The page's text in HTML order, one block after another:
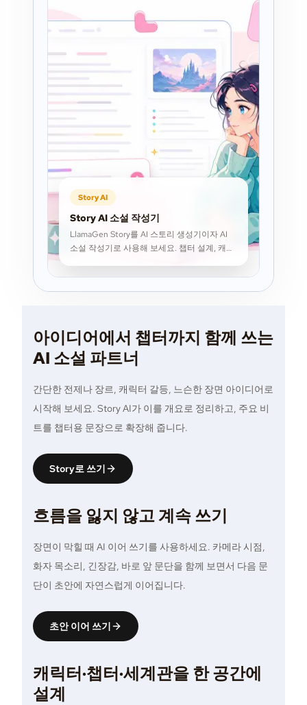
Story AI
Story AI 소설 작성기
LlamaGen Story를 AI 스토리 생성기이자 AI
소설 작성기로 사용해 보세요. 챕터 설계, 캐릭
한 workspace에서 관리할 수 있습니다.
아이디어에서 챕터까지 함께 쓰는
AI 소설 파트너
간단한 전제나 장르, 캐릭터 갈등, 느슨한 장면 아이디어로
시작해 보세요. Story AI가 이를 개요로 정리하고, 주요 비
트를 챕터용 문장으로 확장해 줍니다.
Story로 쓰기
흐름을 잃지 않고 계속 쓰기
장면이 막힐 때 AI 이어 쓰기를 사용하세요. 카메라 시점,
화자 목소리, 긴장감, 바로 앞 문단을 함께 보면서 다음 문
단이 초안에 자연스럽게 이어집니다.
초안 이어 쓰기
캐릭터·챕터·세계관을 한 공간에
설계